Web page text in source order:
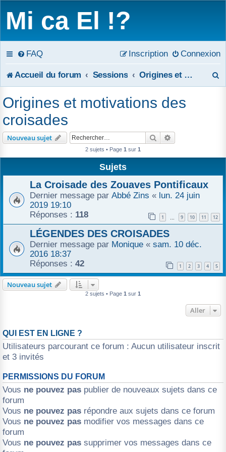
Mi ca El !?
FAQ Connexion
Inscription
Accueil du forum Sessions Origines et motivations des croisades
Origines et motivations des
croisades
Nouveau sujet Rechercher
2 sujets • Page 1 sur 1
Sujets
La Croisade des Zouaves Pontificaux
Dernier message par Abbé Zins « lun. 24 juin
2019 19:10
Réponses : 118 1 … 9 10 11 12
LÉGENDES DES CROISADES
Dernier message par Monique « sam. 10 déc.
2016 18:37
Réponses : 42 1 2 3 4 5
Nouveau sujet
2 sujets • Page 1 sur 1
Aller
QUI EST EN LIGNE ?
Utilisateurs parcourant ce forum : Aucun utilisateur inscrit
et 3 invités
PERMISSIONS DU FORUM
Vous ne pouvez pas publier de nouveaux sujets dans ce
forum
Vous ne pouvez pas répondre aux sujets dans ce forum
Vous ne pouvez pas modifier vos messages dans ce
forum
Vous ne pouvez pas supprimer vos messages dans ce